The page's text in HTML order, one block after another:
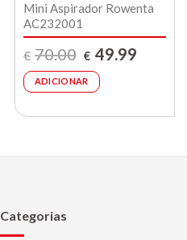
Mini Aspirador Rowenta
AC232001
€ 70.00
O
preço
original
era:
€70.00.
€ 49.99O
ADICIONAR
Categorias